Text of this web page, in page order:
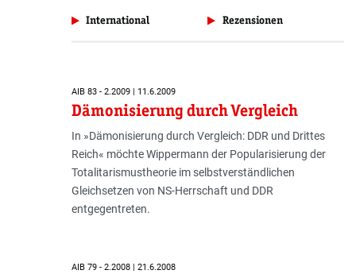
International Rezensionen
AIB 83 - 2.2009 | 11.6.2009
Dämonisierung durch Vergleich
In »Dämonisierung durch Vergleich: DDR und Drittes
Reich« möchte Wippermann der Popularisierung der
Totalitarismustheorie im selbstverständlichen
Gleichsetzen von NS-Herrschaft und DDR
entgegentreten.
AIB 79 - 2.2008 | 21.6.2008